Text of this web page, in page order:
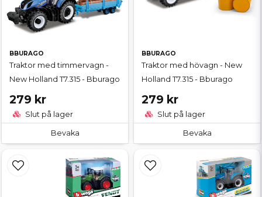
BBURAGO
Traktor med timmervagn -
New Holland T7.315 - Bburago
279 kr
Slut på lager
Bevaka
BBURAGO
Traktor med hövagn - New
Holland T7.315 - Bburago
279 kr
Slut på lager
Bevaka